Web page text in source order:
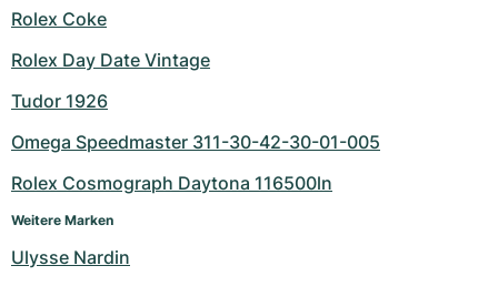
Rolex Coke
Rolex Day Date Vintage
Tudor 1926
Omega Speedmaster 311-30-42-30-01-005
Rolex Cosmograph Daytona 116500ln
Weitere Marken
Ulysse Nardin